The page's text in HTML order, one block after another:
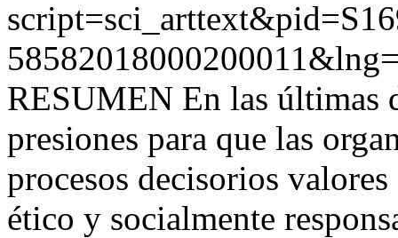
RESUMEN En las últimas
presiones para que las
procesos decisorios
ético y socialmente